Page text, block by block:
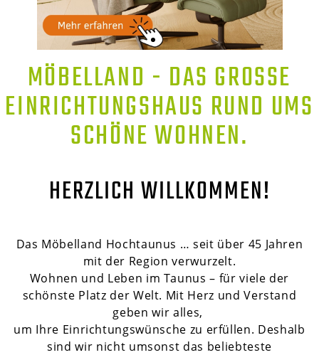
MÖBELLAND - DAS GROSSE E
INRICHTUNGSHAUS RUND UMS S
CHÖNE WOHNEN.
HERZLICH WILLKOMMEN!
Das Möbelland Hochtaunus … seit über 45 Jahren
mit der Region verwurzelt.
Wohnen und Leben im Taunus – für viele der
schönste Platz der Welt. Mit Herz und Verstand
geben wir alles,
um Ihre Einrichtungswünsche zu erfüllen. Deshalb
sind wir nicht umsonst das beliebteste